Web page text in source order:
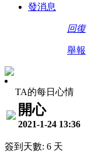
發消息
回復
舉報
TA的每日心情
開心
2021-1-24 13:36
簽到天數: 6 天